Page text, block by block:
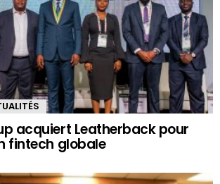
acquiert Leatherback pour
fintech globale